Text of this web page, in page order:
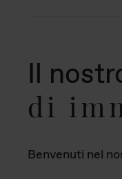
Il
di
Benvenuti nel